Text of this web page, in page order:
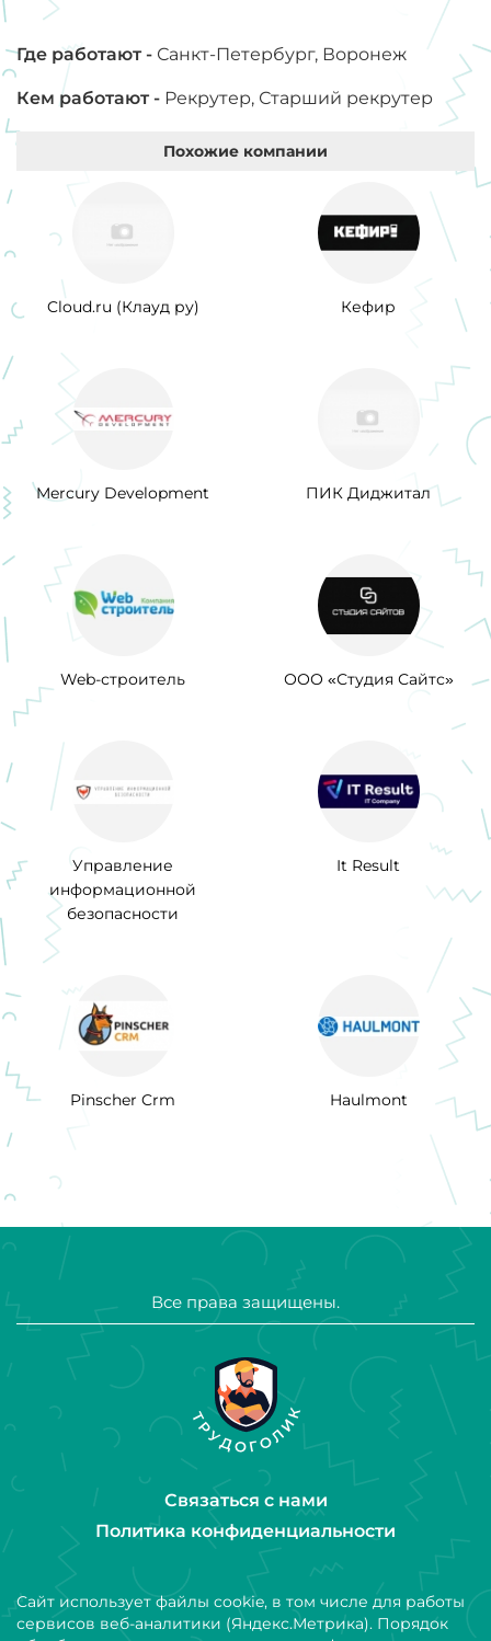
Где работают - Санкт-Петербург, Воронеж
Кем работают - Рекрутер, Старший рекрутер
Похожие компании
Cloud.ru (Клауд ру) Кефир
Mercury Development ПИК Диджитал
Web-строитель ООО «Студия Сайтс»
Управление
информационной
безопасности
It Result
Pinscher Crm Haulmont
Все права защищены.
Связаться с нами
Политика конфиденциальности
Сайт использует файлы cookie, в том числе для работы
сервисов веб-аналитики (Яндекс.Метрика). Порядок